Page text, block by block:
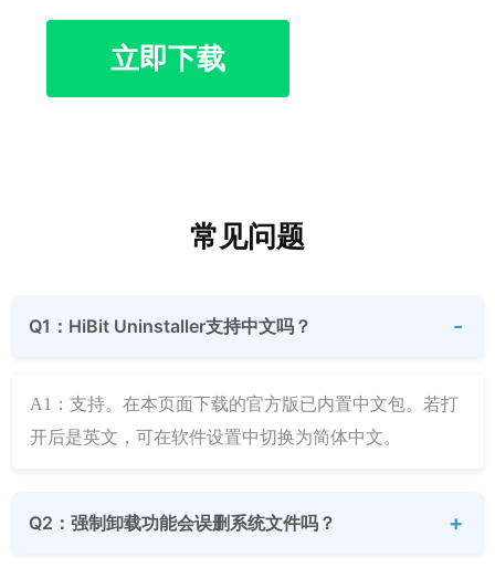
注册表‘瘦身’，从底层提升
系统响应速度。
立即下载
常见问题
Q1：HiBit Uninstaller支持中文吗？
A1：支持。在本页面下载的官方版已内置中文包。若打
开后是英文，可在软件设置中切换为简体中文。
Q2：强制卸载功能会误删系统文件吗？